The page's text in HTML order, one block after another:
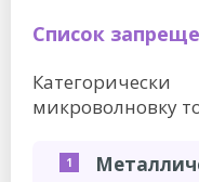
Список
микроволновку